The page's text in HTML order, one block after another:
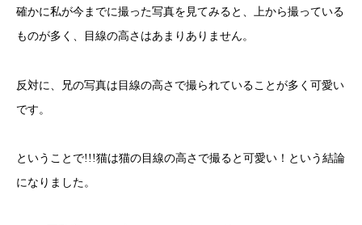
確かに私が今までに撮った写真を見てみると、上から撮っている
ものが多く、目線の高さはあまりありません。
反対に、兄の写真は目線の高さで撮られていることが多く可愛い
です。
ということで!!!猫は猫の目線の高さで撮ると可愛い！という結論
になりました。